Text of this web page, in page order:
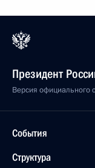
Президент
Версия официального
События
Структура